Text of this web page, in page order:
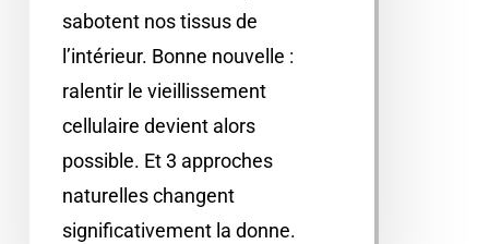
sabotent nos tissus de
l’intérieur. Bonne nouvelle :
ralentir le vieillissement
cellulaire devient alors
possible. Et 3 approches
naturelles changent
significativement la donne.